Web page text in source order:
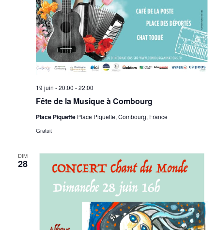
Fête de la Musique à Combourg
19 juin - 20:00 -22:00
Place Piquette Place Piquette, Combourg, France
Gratuit
DIM
28